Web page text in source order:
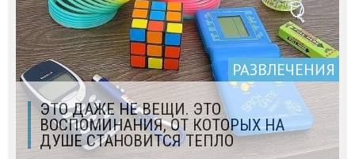
РАЗВЛЕЧЕНИЯ
ЭТО ДАЖЕ НЕ ВЕЩИ. ЭТО
ВОСПОМИНАНИЯ, ОТ КОТОРЫХ НА
ДУШЕ СТАНОВИТСЯ ТЕПЛО